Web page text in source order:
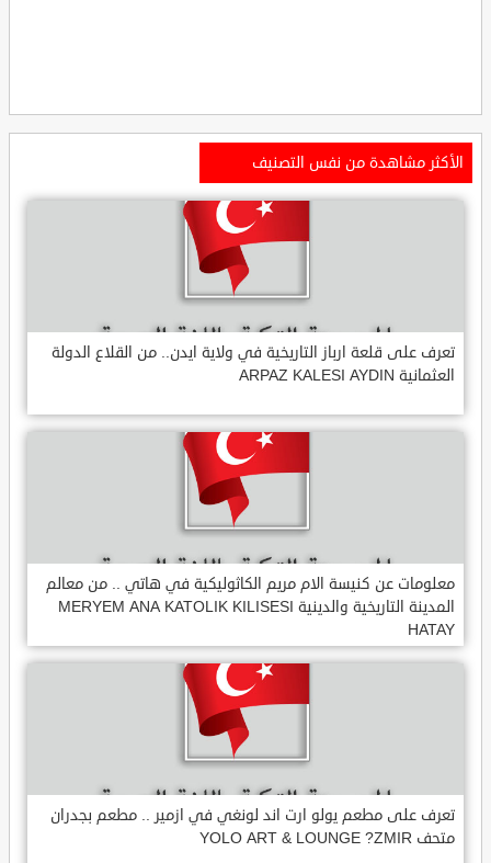
الأكثر مشاهدة من نفس التصنيف
تعرف على قلعة ارباز التاريخية في ولاية ايدن.. من القلاع الدولة
العثمانية ARPAZ KALESI AYDIN
معلومات عن كنيسة الام مريم الكاثوليكية في هاتي .. من معالم
المدينة التاريخية والدينية MERYEM ANA KATOLIK KILISESI
HATAY
تعرف على مطعم يولو ارت اند لونغي في ازمير .. مطعم بجدران
متحف YOLO ART & LOUNGE ?ZMIR